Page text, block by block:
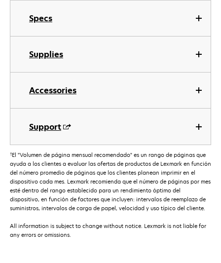
Specs
Supplies
Accessories
Support
†El "Volumen de página mensual recomendado" es un rango de páginas que
ayuda a los clientes a evaluar las ofertas de productos de Lexmark en función
del número promedio de páginas que los clientes planean imprimir en el
dispositivo cada mes. Lexmark recomienda que el número de páginas por mes
esté dentro del rango establecido para un rendimiento óptimo del
dispositivo, en función de factores que incluyen: intervalos de reemplazo de
suministros, intervalos de carga de papel, velocidad y uso típico del cliente.
All information is subject to change without notice. Lexmark is not liable for
any errors or omissions.